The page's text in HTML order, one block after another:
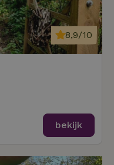
8,9/10
bekijk